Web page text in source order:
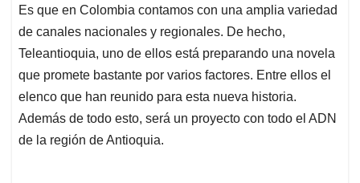
Es que en Colombia contamos con una amplia variedad
de canales nacionales y regionales. De hecho,
Teleantioquia, uno de ellos está preparando una novela
que promete bastante por varios factores. Entre ellos el
elenco que han reunido para esta nueva historia.
Además de todo esto, será un proyecto con todo el ADN
de la región de Antioquia.